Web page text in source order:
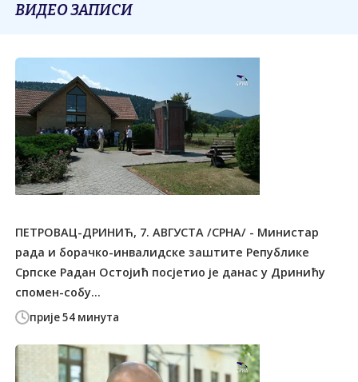
ВИДЕО ЗАПИСИ
прије 54 минута
ПЕТРОВАЦ-ДРИНИЋ, 7. АВГУСТА /СРНА/ - Министар
рада и борачко-инвалидске заштите Републике
Српске Радан Остојић посјетио је данас у Дринићу
спомен-собу...